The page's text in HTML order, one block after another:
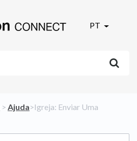
PT
​ > ​ ​Ajuda​>​ Igreja: Enviar Uma